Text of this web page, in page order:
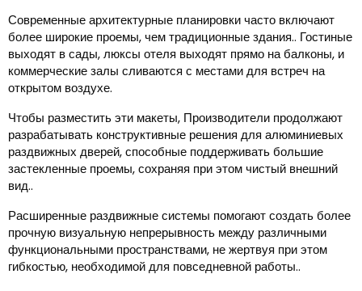
Современные архитектурные планировки часто включают
более широкие проемы, чем традиционные здания.. Гостиные
выходят в сады, люксы отеля выходят прямо на балконы, и
коммерческие залы сливаются с местами для встреч на
открытом воздухе.
Чтобы разместить эти макеты, Производители продолжают
разрабатывать конструктивные решения для алюминиевых
раздвижных дверей, способные поддерживать большие
застекленные проемы, сохраняя при этом чистый внешний
вид..
Расширенные раздвижные системы помогают создать более
прочную визуальную непрерывность между различными
функциональными пространствами, не жертвуя при этом
гибкостью, необходимой для повседневной работы..